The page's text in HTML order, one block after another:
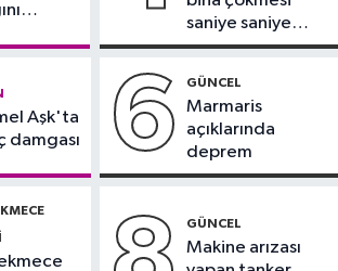
balkonu yıkıldı
saniye saniye
görüntülendi
Aşk'ta
damgası
6 GÜNCEL
Marmaris
açıklarında
deprem
GÜNCEL
Makine arızası